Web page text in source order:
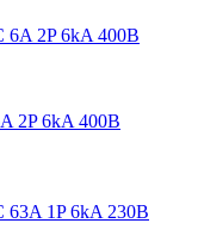
2P 6kA 400В